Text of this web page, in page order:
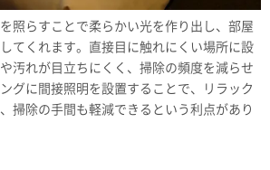
照らすことで柔らかい光を作り出し、部屋
てくれます。直接目に触れにくい場所に設
汚れが目立ちにくく、掃除の頻度を減らせ
グに間接照明を設置することで、リラック
掃除の手間も軽減できるという利点があり